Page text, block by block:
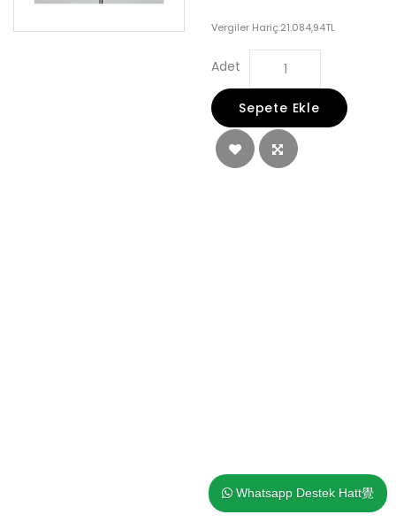
Whatsapp Destek Hatt覺
Vergiler Hariç:21.084,94TL
Adet
Sepete Ekle